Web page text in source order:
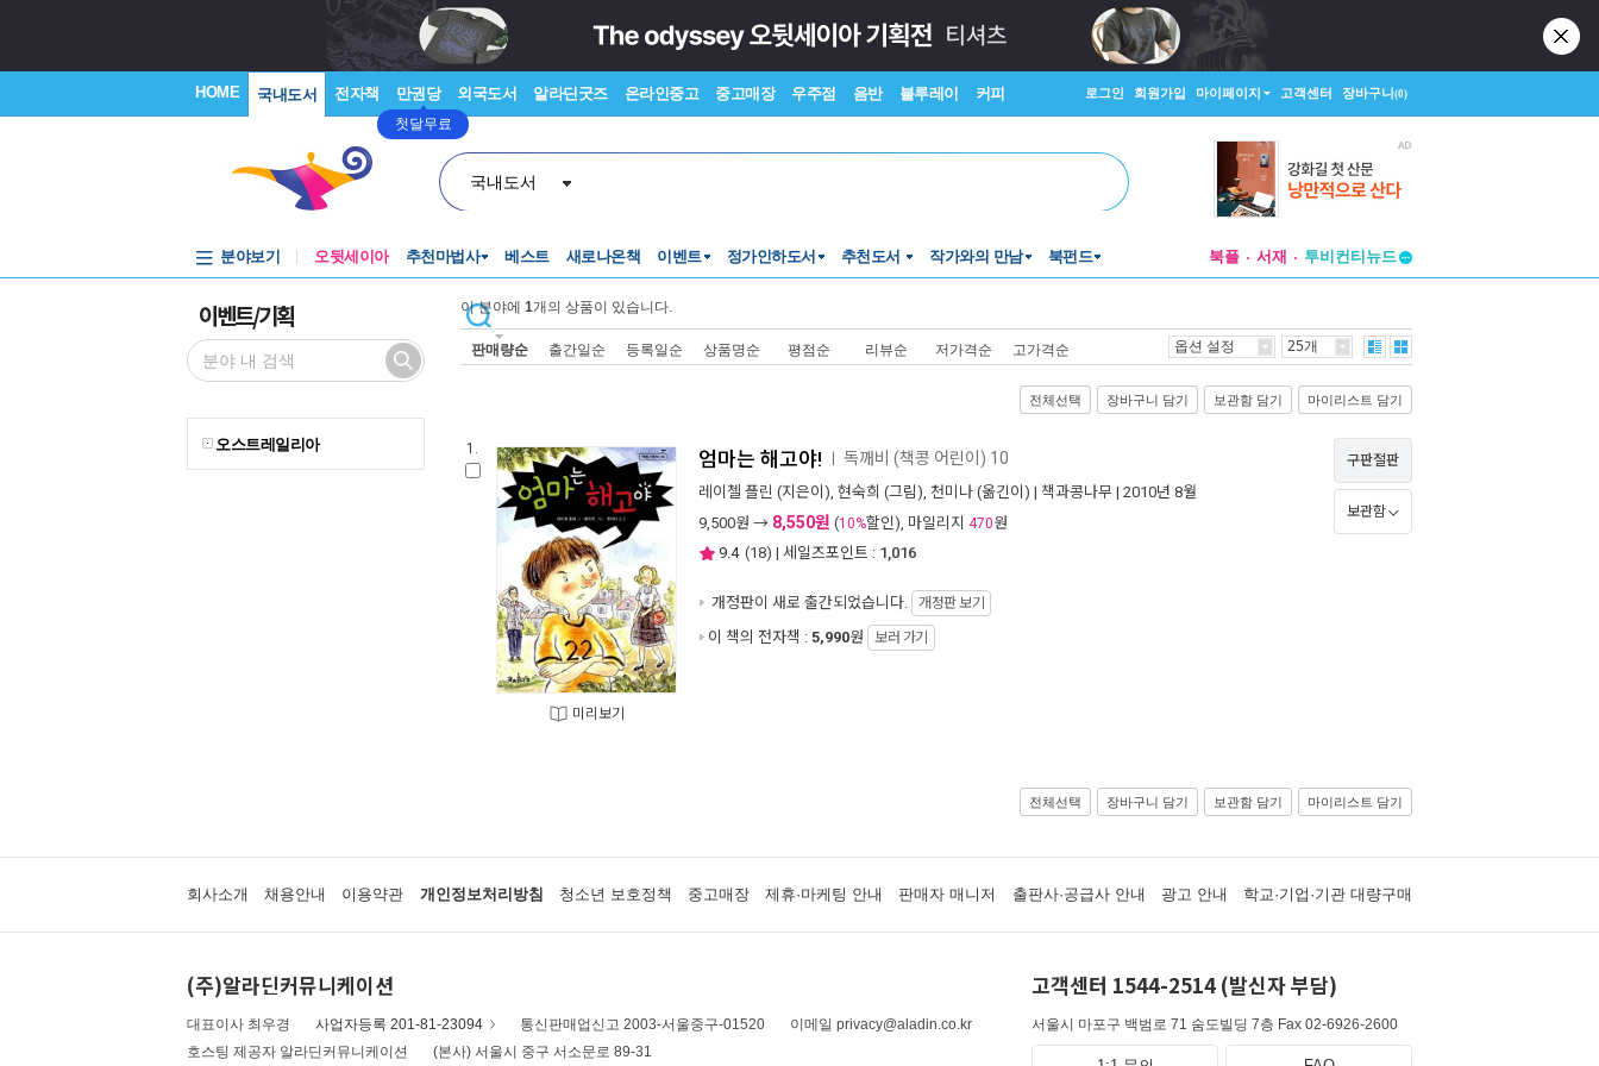
HOME 국내도서 전자책 만권당
첫달무료
외국도서 알라딘굿즈 온라인중고 중고매장 우주점 음반 블루레이 커피 로그인 회원가입 마이페이지 고객센터 장바구니(0)
국내도서
분야보기 오뒷세이아 추천마법사 베스트 새로나온책 이벤트 정가인하도서 추천도서 작가와의 만남 북펀드 북플 서재
투비컨티뉴드
이벤트/기획
오스트레일리아
이 분야에 1개의 상품이 있습니다.
판매량순 출간일순 등록일순 상품명순 평점순 리뷰순 저가격순 고가격순 옵션 설정 25개
전체선택 장바구니 담기 보관함 담기 마이리스트 담기
1.
미리보기
엄마는 해고야! 독깨비 (책콩 어린이) 10
레이첼 플린 (지은이), 현숙희 (그림), 천미나 (옮긴이) | 책과콩나무 | 2010년 8월
9,500원 → 8,550원 (10%할인), 마일리지 470원
9.4 (18) | 세일즈포인트 : 1,016
개정판이 새로 출간되었습니다. 개정판 보기
이 책의 전자책 : 5,990원 보러 가기
구판절판
보관함
전체선택 장바구니 담기 보관함 담기 마이리스트 담기
회사소개 채용안내 이용약관 개인정보처리방침 청소년 보호정책 중고매장 제휴·마케팅 안내 판매자 매니저 출판사·공급사 안내 광고 안내 학교·기업·기관 대량구매
(주)알라딘커뮤니케이션
대표이사 최우경 사업자등록 201-81-23094 통신판매업신고 2003-서울중구-01520
이메일 privacy@aladin.co.kr
호스팅 제공자 알라딘커뮤니케이션
(본사) 서울시 중구 서소문로 89-31
고객센터 1544-2514 (발신자 부담)
서울시 마포구 백범로 71 숨도빌딩 7층 Fax 02-6926-2600